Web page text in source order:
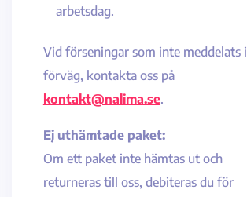
arbetsdag.
Vid förseningar som inte meddelats i
förväg, kontakta oss på
kontakt@nalima.se.
Ej uthämtade paket:
Om ett paket inte hämtas ut och
returneras till oss, debiteras du för